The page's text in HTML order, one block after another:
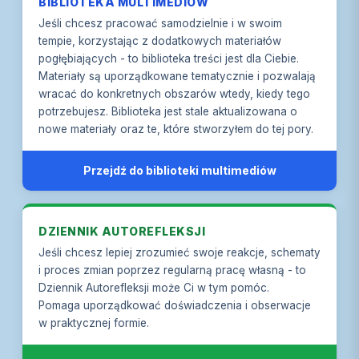
Omijanie sytuacji, miejsc lub myśli kojarzonych z
lękiem - co krótkoterminowo przynosi ulgę, ale
długoterminowo utrzymuje i wzmacnia lęk
wysiłku, co nasila wrażliwość na te sygnały
Podstawowe zmiany mentalne
Psychosomatyzacja
Wyjaśnienie świadomego działania w odburzaniu
Zacznij od Dystansu
Więcej powiązanych materiałów w bibliotece
Jeśli chcesz pracować samodzielnie i w swoim
tempie, korzystając z dodatkowych materiałów
pogłębiających - to biblioteka treści jest dla Ciebie.
Materiały są uporządkowane tematycznie i pozwalają
wracać do konkretnych obszarów wtedy, kiedy tego
potrzebujesz. Biblioteka jest stale aktualizowana o
nowe materiały oraz te, które stworzyłem do tej pory.
Przejdź do biblioteki multimediów
DZIENNIK AUTOREFLEKSJI
Jeśli chcesz lepiej zrozumieć swoje reakcje, schematy
i proces zmian poprzez regularną pracę własną - to
Dziennik Autorefleksji może Ci w tym pomóc.
Pomaga uporządkować doświadczenia i obserwacje
w praktycznej formie.